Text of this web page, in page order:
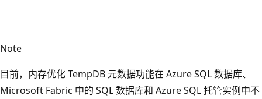
Note
目前，内存优化 TempDB 元数据功能在 Azure SQL 数据库、
Microsoft Fabric 中的 SQL 数据库和 Azure SQL 托管实例中不